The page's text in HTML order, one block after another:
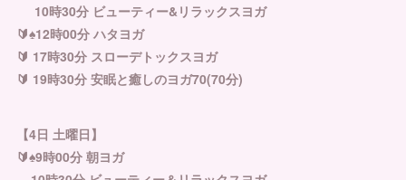
10時30分 ビューティー&リラックスヨガ
🔰♠︎12時00分 ハタヨガ
🔰 17時30分 スローデトックスヨガ
🔰 19時30分 安眠と癒しのヨガ70(70分)
【4日 土曜日】
🔰♠︎9時00分 朝ヨガ